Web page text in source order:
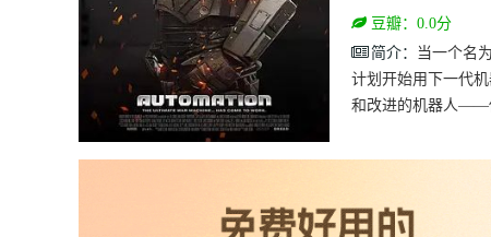
豆瓣：0.0分
简介：
当一个名
计划开始用下一代
和改进的机器人——